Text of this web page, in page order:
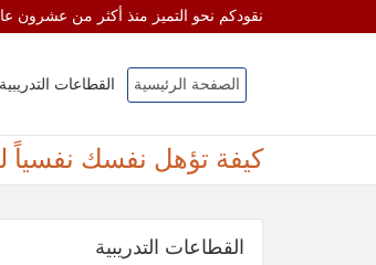
نقودكم نحو التميز منذ أكثر من عشرون
الصفحة الرئيسية القطاعات التدريبية
كيفة تؤهل نفسك نفسياً
القطاعات التدريبية